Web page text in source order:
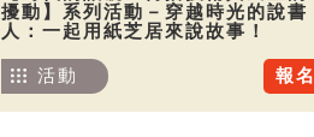
擾動】系列活動－穿越時光的說書
人：一起用紙芝居來說故事！
報名
活動